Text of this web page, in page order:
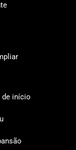
de início